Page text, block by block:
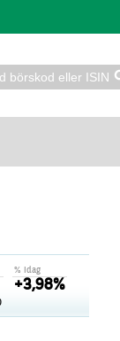
% idag
+3,98%